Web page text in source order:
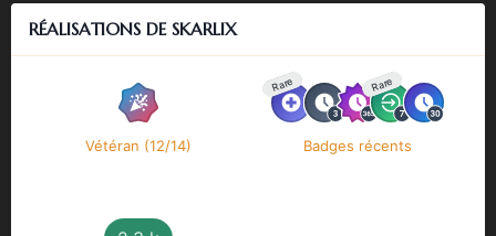
RÉALISATIONS DE SKARLIX
Vétéran (12/14)
Rare Rare
Badges récents